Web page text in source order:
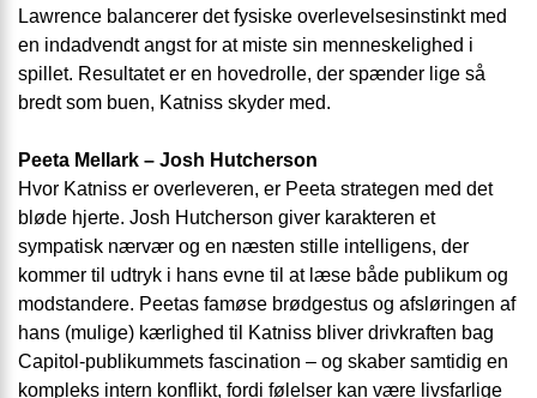
Lawrence balancerer det fysiske overlevelsesinstinkt med
en indadvendt angst for at miste sin menneskelighed i
spillet. Resultatet er en hovedrolle, der spænder lige så
bredt som buen, Katniss skyder med.
Peeta Mellark – Josh Hutcherson
Hvor Katniss er overleveren, er Peeta strategen med det
bløde hjerte. Josh Hutcherson giver karakteren et
sympatisk nærvær og en næsten stille intelligens, der
kommer til udtryk i hans evne til at læse både publikum og
modstandere. Peetas famøse brødgestus og afsløringen af
hans (mulige) kærlighed til Katniss bliver drivkraften bag
Capitol-publikummets fascination – og skaber samtidig en
kompleks intern konflikt, fordi følelser kan være livsfarlige